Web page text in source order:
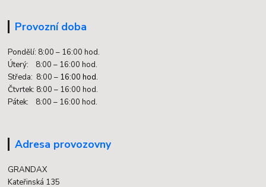
Provozní doba
Pondělí: 8:00 – 16:00 hod.
Úterý: 8:00 – 16:00 hod.
Středa: 8:00 – 16:00 hod.
Čtvrtek: 8:00 – 16:00 hod.
Pátek: 8:00 – 16:00 hod.
Adresa provozovny
GRANDAX
Kateřinská 135